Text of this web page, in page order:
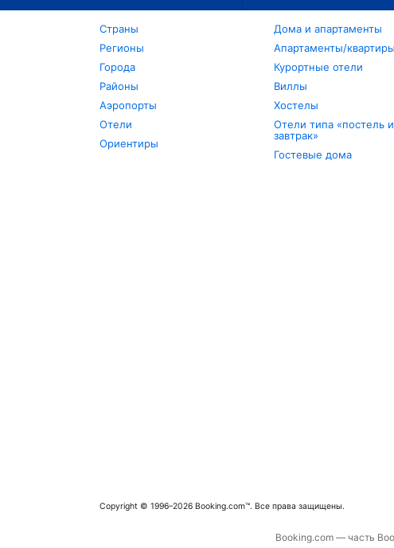
Страны
Регионы
Города
Районы
Аэропорты
Отели
Ориентиры
Дома и апартаменты
Апартаменты/квартиры
Курортные отели
Виллы
Хостелы
Отели типа «постель и
завтрак»
Гостевые дома
Copyright © 1996–2026 Booking.com™. Все права защищены.
Booking.com — часть